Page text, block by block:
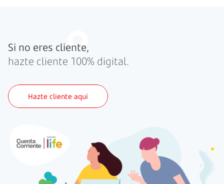
Si no eres cliente,
hazte cliente 100% digital.
Hazte cliente aquí